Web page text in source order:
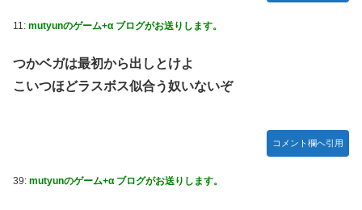
だ越えたゲーム出てない
成人向けゲーム『ヤリステ メスブター』開発者絶望、銀行
【画像】泉「セラス！開けてくれ！セラァス!!」【ラブライ
内閣広報官「高市総理が避難所を３分しか視察しなかったな
11: mutyunのゲーム+α ブログがお送りします。
つかベガは最初から出しとけよ
こいつほどラスボス似合う奴いないぞ
コメント欄へ引用
39: mutyunのゲーム+α ブログがお送りします。